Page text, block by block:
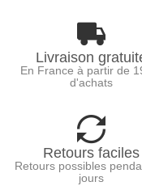
Livraison
En France à partir de
d'achats
Retours faciles
Retours possibles
jours